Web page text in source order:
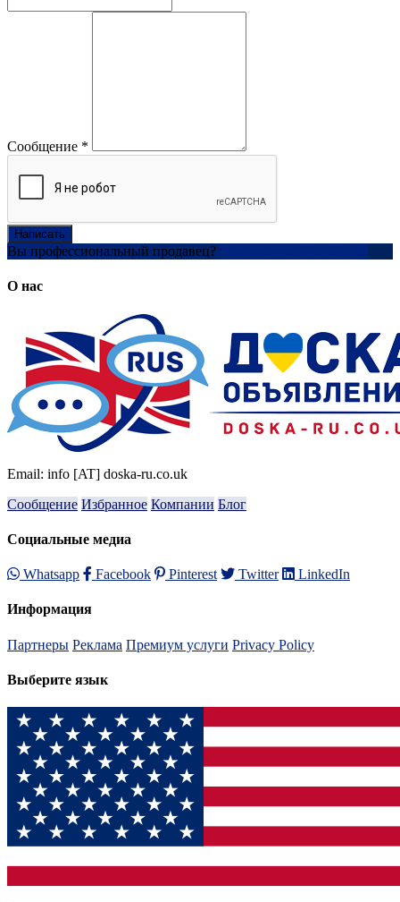
Сообщение *
Написать
Вы профессиональный продавец?
О нас
Email: info [AT] doska-ru.co.uk
Сообщение Избранное Компании Блог
Социальные медиа
Whatsapp Facebook Pinterest Twitter LinkedIn
Информация
Партнеры Реклама Премиум услуги Privacy Policy
Выберите язык